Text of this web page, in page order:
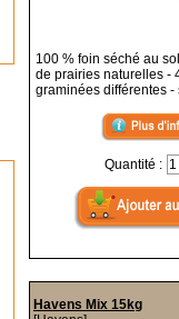
100 % foin séché au
de prairies naturelles -
graminées différentes -
Quantité :
Havens Mix 15kg